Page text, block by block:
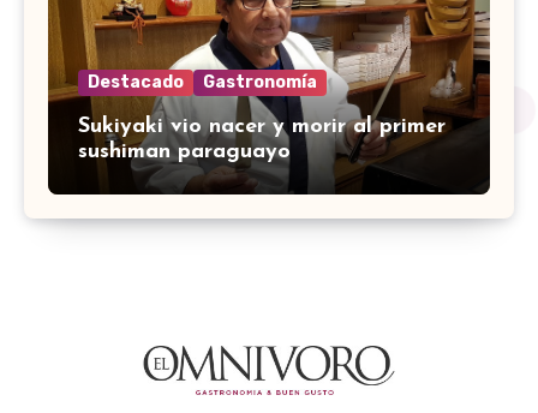
Destacado Gastronomía
Sukiyaki vio nacer y morir al primer
sushiman paraguayo